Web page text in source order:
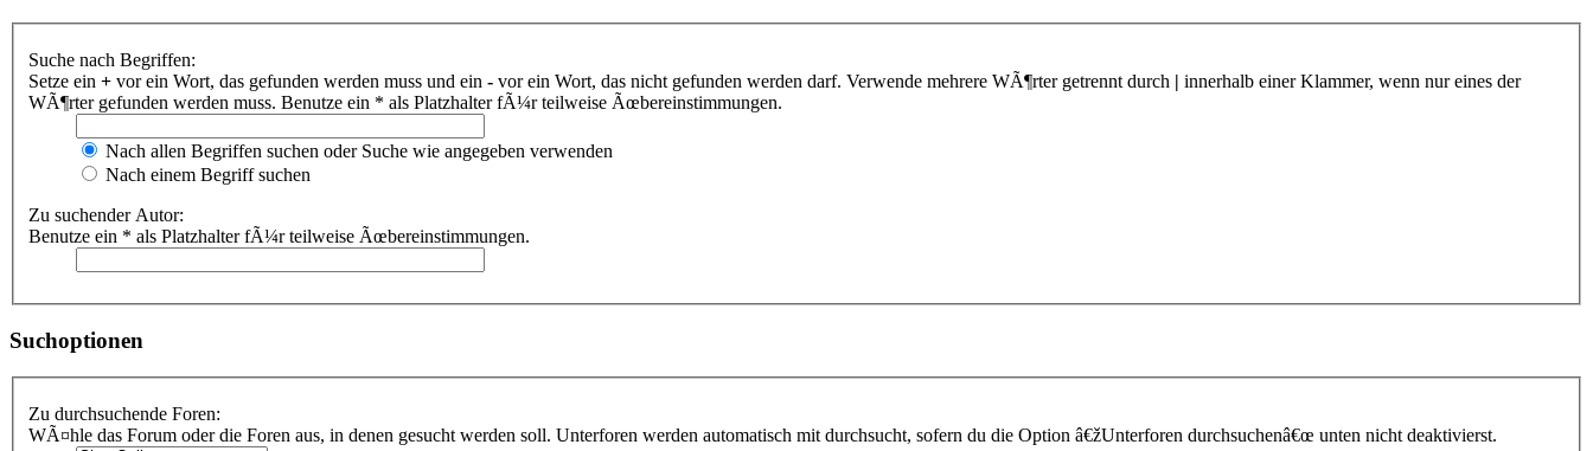
Suche nach Begriffen:
Setze ein + vor ein Wort, das gefunden werden muss und ein - vor ein Wort, das nicht gefunden werden darf. Verwende mehrere WÃ¶rter getrennt durch | innerhalb einer Klammer, wenn nur eines der
WÃ¶rter gefunden werden muss. Benutze ein * als Platzhalter fÃ¼r teilweise Ãœbereinstimmungen.
Nach allen Begriffen suchen oder Suche wie angegeben verwenden
Nach einem Begriff suchen
Zu suchender Autor:
Benutze ein * als Platzhalter fÃ¼r teilweise Ãœbereinstimmungen.
Suchoptionen
Zu durchsuchende Foren:
WÃ¤hle das Forum oder die Foren aus, in denen gesucht werden soll. Unterforen werden automatisch mit durchsucht, sofern du die Option â€žUnterforen durchsuchenâ€œ unten nicht deaktivierst.